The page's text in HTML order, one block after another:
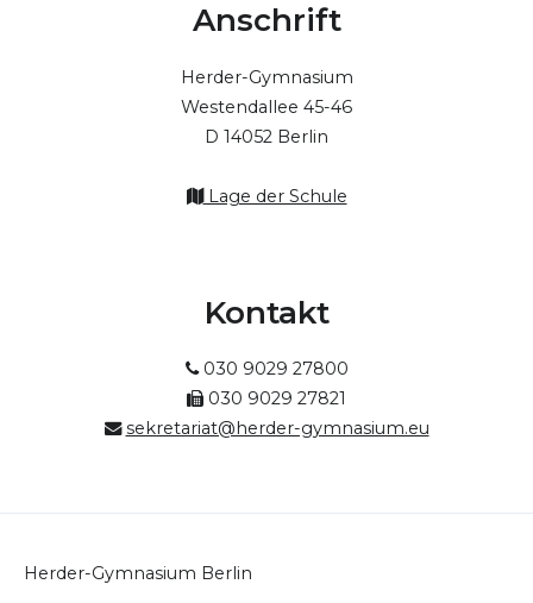
Anschrift
Herder-Gymnasium
Westendallee 45-46
D 14052 Berlin
Lage der Schule
Kontakt
030 9029 27800
030 9029 27821
sekretariat@herder-gymnasium.eu
Herder-Gymnasium Berlin